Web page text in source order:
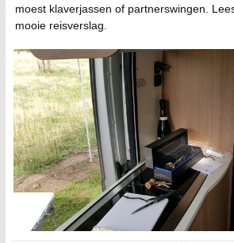
moest klaverjassen of partnerswingen.
mooie reisverslag.